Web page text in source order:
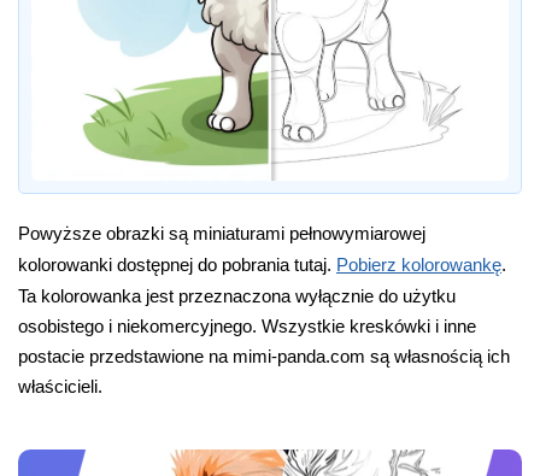
Powyższe obrazki są miniaturami pełnowymiarowej
kolorowanki dostępnej do pobrania tutaj. Pobierz kolorowankę.
Ta kolorowanka jest przeznaczona wyłącznie do użytku
osobistego i niekomercyjnego. Wszystkie kreskówki i inne
postacie przedstawione na mimi-panda.com są własnością ich
właścicieli.